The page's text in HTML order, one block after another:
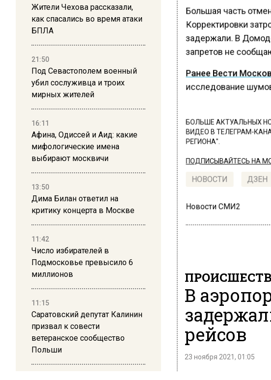
Жители Чехова рассказали,
как спасались во время атаки
БПЛА
21:50
Под Севастополем военный
убил сослуживца и троих
мирных жителей
16:11
Афина, Одиссей и Аид: какие
мифологические имена
выбирают москвичи
13:50
Дима Билан ответил на
критику концерта в Москве
11:42
Число избирателей в
Подмосковье превысило 6
миллионов
11:15
Саратовский депутат Калинин
призвал к совести
ветеранское сообщество
Польши
Большая часть
Корректировки
задержали. В
запретов не
Ранее Вести
исследование
БОЛЬШЕ АКТУАЛЬНЫХ
ВИДЕО В ТЕЛЕГРАМ-
РЕГИОНА".
ПОДПИСЫВАЙТЕСЬ НА
НОВОСТИ ДЗЕН
Новости СМИ2
В
рейсов
23 ноября 2021, 01:05